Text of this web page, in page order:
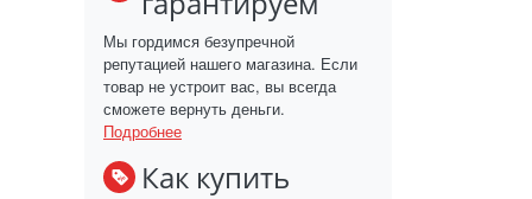
Мы гордимся безупречной
репутацией нашего магазина. Если
товар не устроит вас, вы всегда
сможете вернуть деньги.
Подробнее
Как купить